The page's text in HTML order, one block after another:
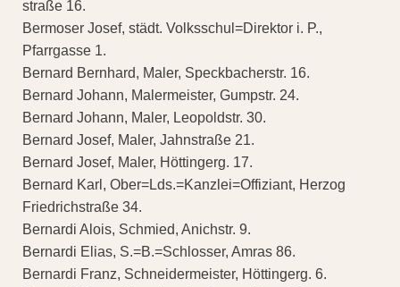
straße 16.
Bermoser Josef, städt. Volksschul=Direktor i. P.,
Pfarrgasse 1.
Bernard Bernhard, Maler, Speckbacherstr. 16.
Bernard Johann, Malermeister, Gumpstr. 24.
Bernard Johann, Maler, Leopoldstr. 30.
Bernard Josef, Maler, Jahnstraße 21.
Bernard Josef, Maler, Höttingerg. 17.
Bernard Karl, Ober=Lds.=Kanzlei=Offiziant, Herzog
Friedrichstraße 34.
Bernardi Alois, Schmied, Anichstr. 9.
Bernardi Elias, S.=B.=Schlosser, Amras 86.
Bernardi Franz, Schneidermeister, Höttingerg. 6.